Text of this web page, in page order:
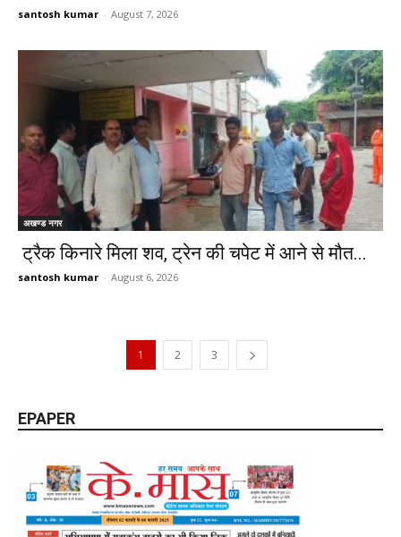
santosh kumar - August 7, 2026
अखण्ड नगर
ट्रैक किनारे मिला शव, ट्रेन की चपेट में आने से मौत...
santosh kumar - August 6, 2026
1 2 3
EPAPER